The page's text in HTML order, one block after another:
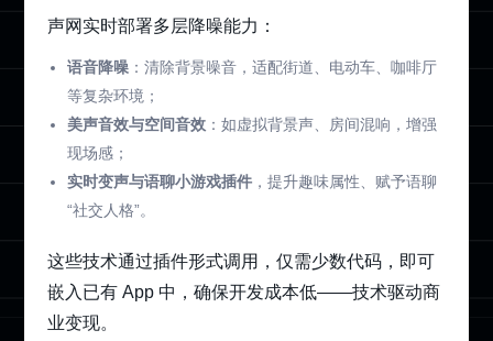
声网实时部署多层降噪能力：
语音降噪：清除背景噪音，适配街道、电动车、咖啡厅
等复杂环境；
美声音效与空间音效：如虚拟背景声、房间混响，增强
现场感；
实时变声与语聊小游戏插件，提升趣味属性、赋予语聊
“社交人格”。
这些技术通过插件形式调用，仅需少数代码，即可
嵌入已有 App 中，确保开发成本低——技术驱动商
业变现。